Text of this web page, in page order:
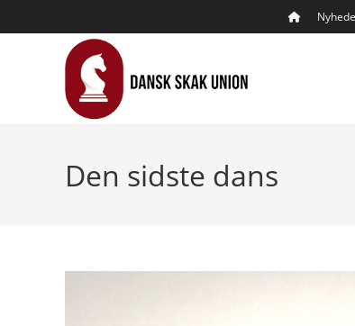
to
Den sidste dans